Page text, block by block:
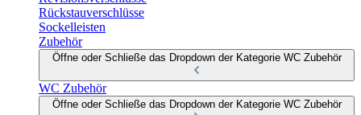
Rückstauverschlüsse
Sockelleisten
Zubehör
Öffne oder Schließe das Dropdown der Kategorie WC Zubehör
WC Zubehör
Öffne oder Schließe das Dropdown der Kategorie WC Zubehör